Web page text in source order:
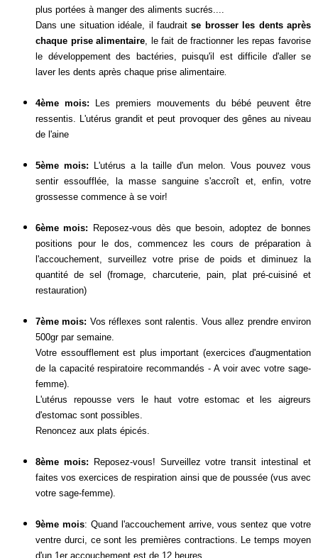
plus portées à manger des aliments sucrés....
Dans une situation idéale, il faudraitse brosser les dents après
chaque prise alimentaire , le fait de fractionner les repas favorise
le développement des bactéries, puisqu'il est difficile d'aller se
laver les dents après chaque prise alimentaire.
4ème mois:
Les premiers mouvements du bébé peuvent être
ressentis. L'utérus grandit et peut provoquer des gênes au niveau
de l'aine
5ème mois: L'utérus a la taille d'un melon. Vous pouvez vous
sentir essoufflée, la masse sanguine s'accroît et, enfin, votre
grossesse commence à se voir!
6ème mois:
Reposez-vous dès que besoin, adoptez de bonnes
positions pour le dos, commencez les cours de préparation à
l'accouchement, surveillez votre prise de poids et diminuez la
quantité de sel (fromage, charcuterie, pain, plat pré-cuisiné et
restauration)
7ème mois: Vos réflexes sont ralentis. Vous allez prendre environ
500gr par semaine.
Votre essoufflement est plus important (exercices d'augmentation
de la capacité respiratoire recommandés - A voir avec votre sage-
femme).
L'utérus repousse vers le haut votre estomac et les aigreurs
d'estomac sont possibles.
Renoncez aux plats épicés.
8ème mois:
Reposez-vous! Surveillez votre transit intestinal et
faites vos exercices de respiration ainsi que de poussée (vus avec
votre sage-femme).
9ème mois: Quand l'accouchement arrive, vous sentez que votre
ventre durci, ce sont les premières contractions. Le temps moyen
d'un 1er accouchement est de 12 heures.